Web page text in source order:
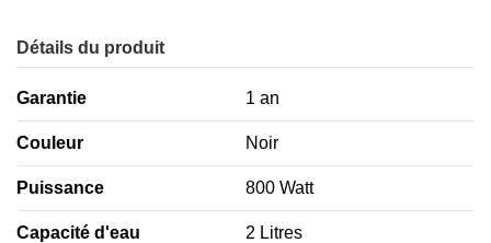
Détails du produit
Garantie 1 an
Couleur Noir
Puissance 800 Watt
Capacité d'eau 2 Litres